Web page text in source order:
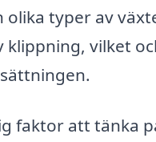
olika typer av
klippning, vilket
faktor att tänka